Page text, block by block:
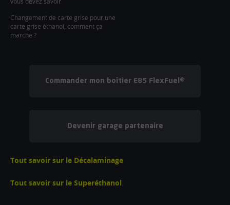
Changement de carte grise pour une
carte grise éthanol, comment ça
marche ?
Commander mon boîtier E85 FlexFuel®
Devenir garage partenaire
Tout savoir sur le Décalaminage
Tout savoir sur le Superéthanol